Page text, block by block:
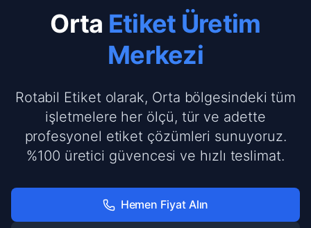
Orta Etiket Üretim
Merkezi
Rotabil Etiket olarak, Orta bölgesindeki tüm
işletmelere her ölçü, tür ve adette
profesyonel etiket çözümleri sunuyoruz.
%100 üretici güvencesi ve hızlı teslimat.
Hemen Fiyat Alın